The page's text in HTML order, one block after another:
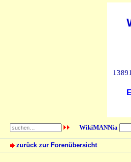
WikiMANNia
zurück zur Forenübersicht